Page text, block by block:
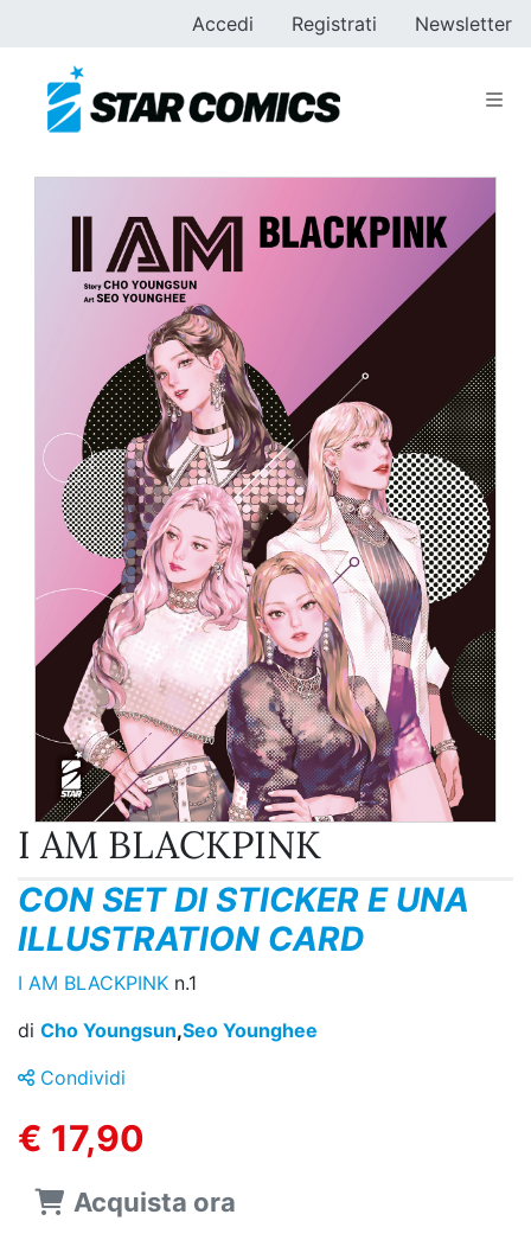
Accedi Registrati Newsletter
I AM BLACKPINK
CON SET DI STICKER E UNA
ILLUSTRATION CARD
I AM BLACKPINK n.1
di Cho Youngsun,Seo Younghee
Condividi
€ 17,90
Acquista ora